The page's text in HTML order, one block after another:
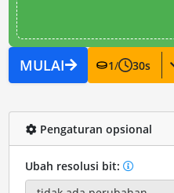
MULAI 1/ 30s
Pengaturan opsional
Ubah resolusi bit: